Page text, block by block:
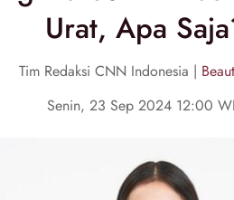
Urat, Apa
Tim Redaksi CNN Indonesia |
Senin, 23 Sep 2024 12:00